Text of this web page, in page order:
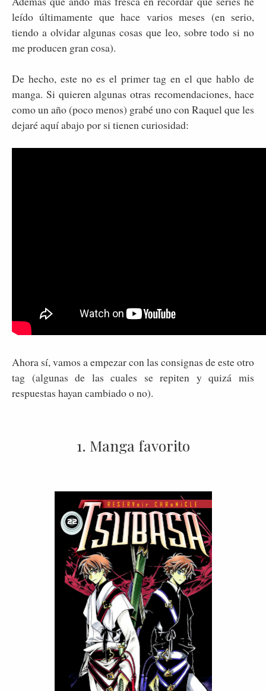
leído últimamente que hace varios meses (en serio,
tiendo a olvidar algunas cosas que leo, sobre todo si no
me producen gran cosa).
De hecho, este no es el primer tag en el que hablo de
manga. Si quieren algunas otras recomendaciones, hace
como un año (poco menos) grabé uno con Raquel que les
dejaré aquí abajo por si tienen curiosidad:
Ahora sí, vamos a empezar con las consignas de este otro
tag (algunas de las cuales se repiten y quizá mis
respuestas hayan cambiado o no).
1. Manga favorito